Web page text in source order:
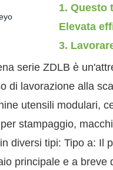
1. Questo
Elevata
3.
serie ZDLB è
di lavorazione alla
utensili modulari,
stampaggio,
diversi tipi: Tipo a: Il
principale e a breve